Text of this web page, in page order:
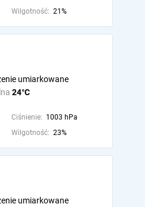
Wilgotność: 21%
24°C
umiarkowane
Ciśnienie: 1003 hPa
Wilgotność: 23%
umiarkowane